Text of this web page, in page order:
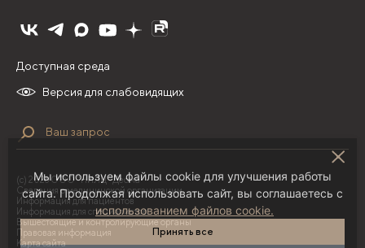
Версия для слабовидящих
Доступная среда
(с) 2026 ООО "НИЛЦ "Деома"
Сведения о медицинской организации
Информация для пациентов
Информация для специалистов
Вышестоящие и контролирующие органы
Правовая информация
Карта сайта
Мы используем файлы cookie для улучшения работы
сайта. Продолжая использовать сайт, вы соглашаетесь с
использованием файлов cookie.
Принять все